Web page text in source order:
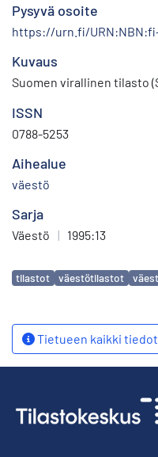
Pysyvä osoite
https://urn.fi/URN:NBN:fi-
Kuvaus
Suomen virallinen tilasto
ISSN
0788-5253
Aihealue
väestö
Sarja
Väestö | 1995:13
Avainsanat
tilastot väestötilastot
Tietueen kaikki tiedot